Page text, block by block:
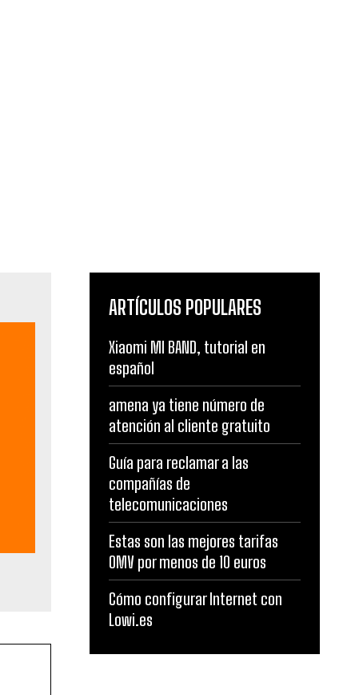
ARTÍCULOS POPULARES
Xiaomi MI BAND, tutorial en
español
amena ya tiene número de
atención al cliente gratuito
Guía para reclamar a las
compañías de
telecomunicaciones
Estas son las mejores tarifas
OMV por menos de 10 euros
Cómo configurar Internet con
Lowi.es